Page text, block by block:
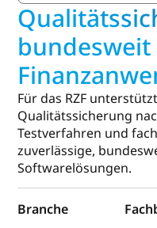
Für das RZF
Qualitätssicherung
Testverfahren und
zuverlässige,
Softwarelösungen.
Branche